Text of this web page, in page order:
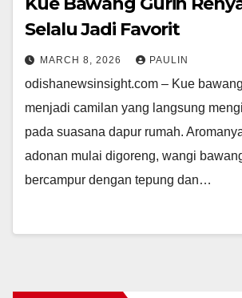
Selalu Jadi Favorit
MARCH 8, 2026 PAULIN
odishanewsinsight.com – Kue
menjadi camilan yang langsung
pada suasana dapur rumah.
adonan mulai digoreng, wangi
bercampur dengan tepung dan…